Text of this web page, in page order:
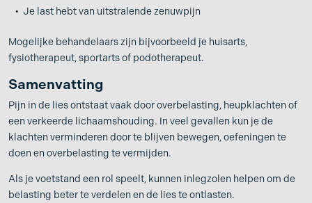
Je last hebt van uitstralende zenuwpijn
Mogelijke behandelaars zijn bijvoorbeeld je huisarts,
fysiotherapeut, sportarts of podotherapeut.
Samenvatting
Pijn in de lies ontstaat vaak door overbelasting, heupklachten of
een verkeerde lichaamshouding. In veel gevallen kun je de
klachten verminderen door te blijven bewegen, oefeningen te
doen en overbelasting te vermijden.
Als je voetstand een rol speelt, kunnen inlegzolen helpen om de
belasting beter te verdelen en de lies te ontlasten.